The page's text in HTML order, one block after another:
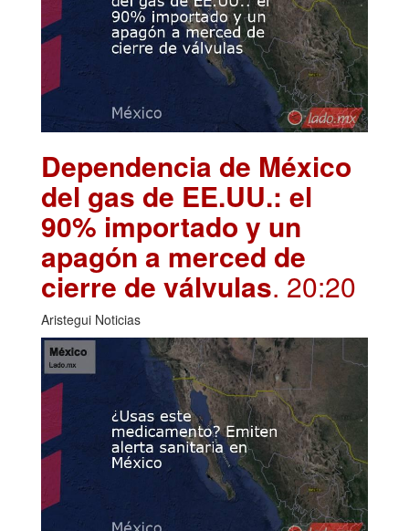
Dependencia de México
del gas de EE.UU.: el
90% importado y un
apagón a merced de
cierre de válvulas. 20:20
Aristegui Noticias